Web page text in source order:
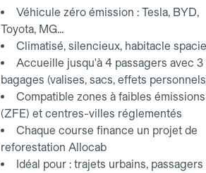
Véhicule zéro émission : Tesla, BYD,
Toyota, MG...
Climatisé, silencieux, habitacle
Accueille jusqu'à 4 passagers avec 3
bagages (valises, sacs, effets
Compatible zones à faibles émissions
(ZFE) et centres-villes réglementés
Chaque course finance un projet de
reforestation Allocab
Idéal pour : trajets urbains, passagers